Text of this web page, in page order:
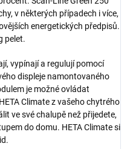
v některých případech i více,
energetických předpisů.
pelet.
vypínají a regulují pomocí
displeje namontovaného
je možné ovládat
Climate z vašeho chytrého
ve své chalupě než přijedete,
do domu. HETA Climate si